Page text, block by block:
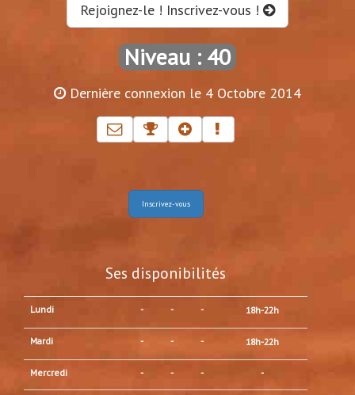
Rejoignez-le ! Inscrivez-vous !
Niveau : 40
Dernière connexion le 4 Octobre 2014
Inscrivez-vous
Ses disponibilités
Lundi - - - 18h-22h
Mardi - - - 18h-22h
Mercredi - - - -